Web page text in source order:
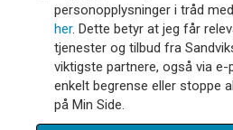
personopplysninger i tråd med
her. Dette betyr at jeg får
tjenester og tilbud fra
viktigste partnere, også via e-
enkelt begrense eller stoppe
på Min Side.